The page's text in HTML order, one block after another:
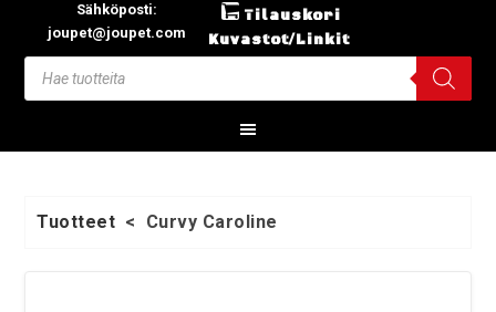
Sähköposti:
joupet@joupet.com
Tilauskori
Kuvastot/Linkit
Tuotteet < Curvy Caroline